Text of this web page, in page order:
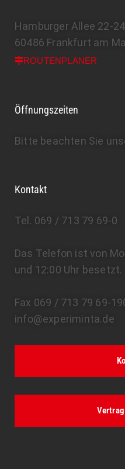
Hamburger Allee 22-24
60486 Frankfurt am
ROUTENPLANER
Öffnungszeiten
Bitte beachten Sie
Kontakt
Tel. 069 / 713 79 69-0
Das Telefon ist von
und 12:00 Uhr besetzt.
Fax 069 / 713 79 69-
info@experiminta.de